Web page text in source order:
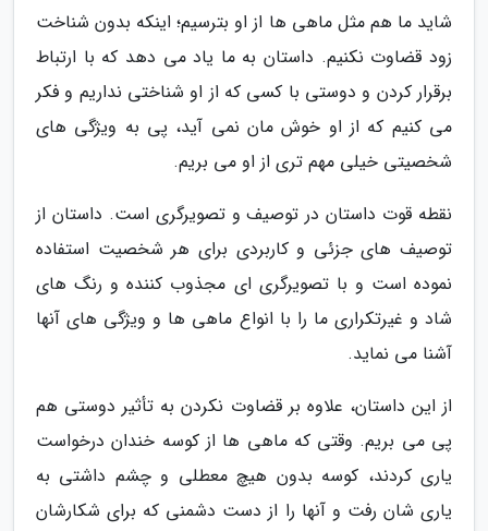
شاید ما هم مثل ماهی ها از او بترسیم؛ اینکه بدون شناخت
زود قضاوت نکنیم. داستان به ما یاد می دهد که با ارتباط
برقرار کردن و دوستی با کسی که از او شناختی نداریم و فکر
می کنیم که از او خوش مان نمی آید، پی به ویژگی های
شخصیتی خیلی مهم تری از او می بریم.
نقطه قوت داستان در توصیف و تصویرگری است. داستان از
توصیف های جزئی و کاربردی برای هر شخصیت استفاده
نموده است و با تصویرگری ای مجذوب کننده و رنگ های
شاد و غیرتکراری ما را با انواع ماهی ها و ویژگی های آنها
آشنا می نماید.
از این داستان، علاوه بر قضاوت نکردن به تأثیر دوستی هم
پی می بریم. وقتی که ماهی ها از کوسه خندان درخواست
یاری کردند، کوسه بدون هیچ معطلی و چشم داشتی به
یاری شان رفت و آنها را از دست دشمنی که برای شکارشان